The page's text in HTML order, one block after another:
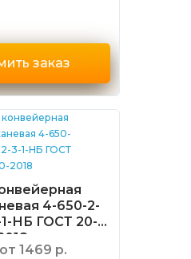
заказ
4-650-2-
НБ ГОСТ 20-
от 1469 р.